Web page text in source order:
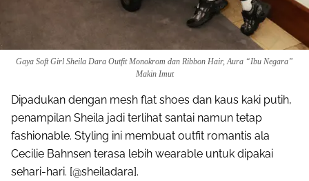
Gaya Soft Girl Sheila Dara Outfit Monokrom dan Ribbon Hair, Aura “Ibu Negara”
Makin Imut
Dipadukan dengan mesh flat shoes dan kaus kaki putih,
penampilan Sheila jadi terlihat santai namun tetap
fashionable. Styling ini membuat outfit romantis ala
Cecilie Bahnsen terasa lebih wearable untuk dipakai
sehari-hari. [@sheiladara].